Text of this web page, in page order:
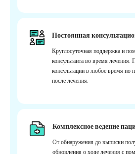
Постоянная
Круглосуточная поддержка и
консультанта во время лечения.
консультации в любое время по
после лечения.
Комплексное ведение
От обнаружения до выписки
обновления о ходе лечения с